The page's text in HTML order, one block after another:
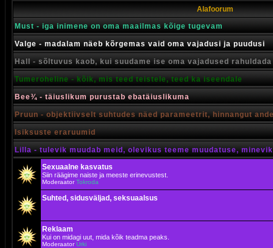
Alafoorum
Must - iga inimene on oma maailmas kõige tugevam
Valge - madalam näeb kõrgemas vaid oma vajadusi ja puudusi
Hall - sõltuvus kaob, kui suudame ise oma vajadused rahuldada
Tumeroheline - kõik, mis teed teistele, teed ka iseendale
Bee¾ - täiuslikum purustab ebatäiuslikuma
Pruun - objektiivselt suhtudes näed parameetrit, hinnangut
Isiksuste eraruumid
Lilla - tulevik muudab meid, olevikus teeme muudatuse,
Sexuaalne kasvatus
Siin räägime naiste ja meeste erinevustest.
ModeraatorTokroda
Suhted, sidusväljad, seksuaalsus
Reklaam
Kui on midagi uut, mida kõik teadma peaks.
ModeraatorUrki